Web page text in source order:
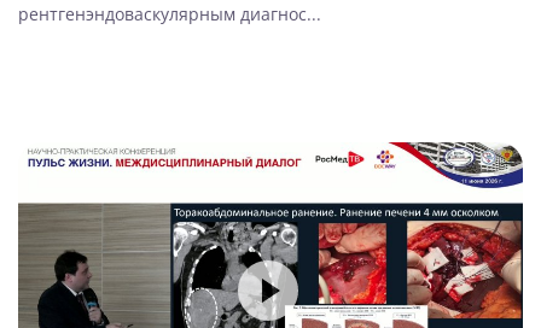
рентгенэндоваскулярным диагнос...